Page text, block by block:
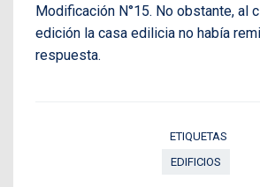
Modificación N°15. No obstante, al
edición la casa edilicia no había
respuesta.
ETIQUETAS
EDIFICIOS